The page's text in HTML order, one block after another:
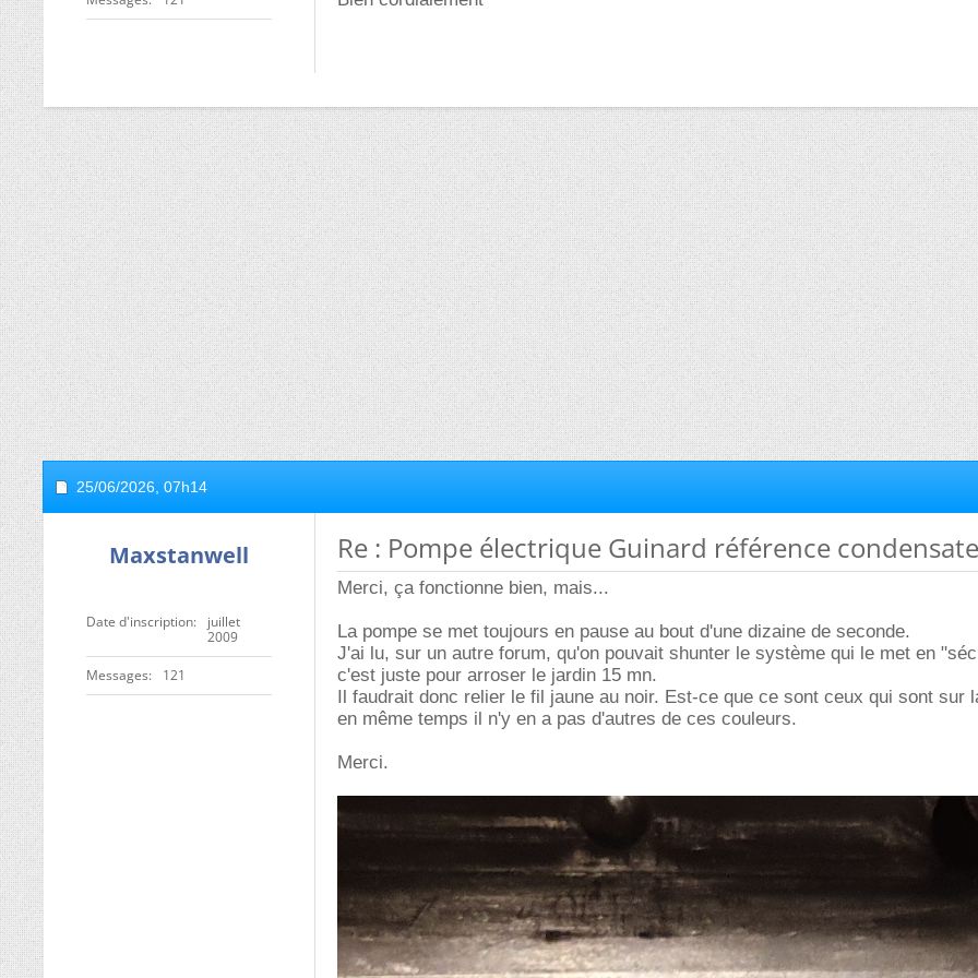
25/06/2026, 07h14
Maxstanwell
Date d'inscription
juillet
2009
Messages 121
Re : Pompe électrique Guinard référence
Merci, ça fonctionne bien, mais...
La pompe se met toujours en pause au bout d'une dizaine de seconde.
J'ai lu, sur un autre forum, qu'on pouvait shunter le système qui le met en
c'est juste pour arroser le jardin 15 mn.
Il faudrait donc relier le fil jaune au noir. Est-ce que ce sont ceux qui sont sur
en même temps il n'y en a pas d'autres de ces couleurs.
Merci.